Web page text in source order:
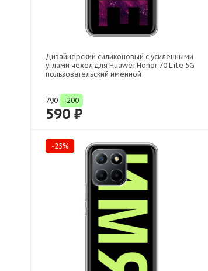
Дизайнерский силиконовый с усиленными
углами чехол для Huawei Honor 70 Lite 5G
пользовательский именной
790 -200
590 ₽
-25%